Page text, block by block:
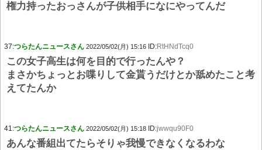
権力持ったおっさんが子供相手になにやってんだ
37:つらたんニュースさん 2022/05/02(月) 15:16 ID:RtHNdTcq0
この女子高生は何を目的で行ったんや？
まさかちょっとお喋りして金貰うだけとか舐めたこと考
えてたんか
41:つらたんニュースさん 2022/05/02(月) 15:18 ID:jwwqu90F0
あんな番組出てたらそりゃ我慢できなくなるわな